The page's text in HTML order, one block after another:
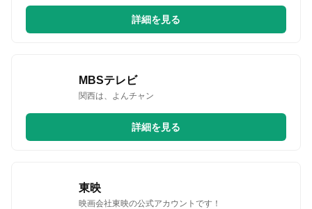
詳細を見る
MBSテレビ
関西は、よんチャン
詳細を見る
東映
映画会社東映の公式アカウントです！